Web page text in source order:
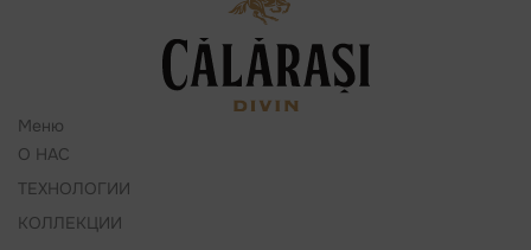
Меню
О НАС
ТЕХНОЛОГИИ
КОЛЛЕКЦИИ